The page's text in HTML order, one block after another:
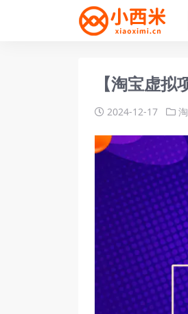
【淘宝虚
2024-12-17